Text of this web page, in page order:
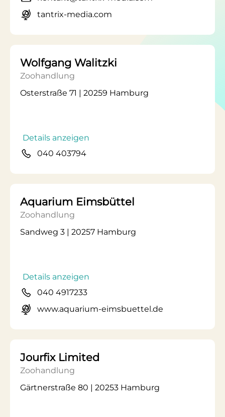
tantrix-media.com
Wolfgang Walitzki
Zoohandlung
Osterstraße 71 | 20259 Hamburg
Details anzeigen
040 403794
Aquarium Eimsbüttel
Zoohandlung
Sandweg 3 | 20257 Hamburg
Details anzeigen
040 4917233
www.aquarium-eimsbuettel.de
Jourfix Limited
Zoohandlung
Gärtnerstraße 80 | 20253 Hamburg